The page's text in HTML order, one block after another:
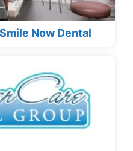
Now Dental